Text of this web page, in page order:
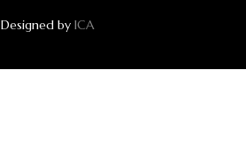
Designed by ICA